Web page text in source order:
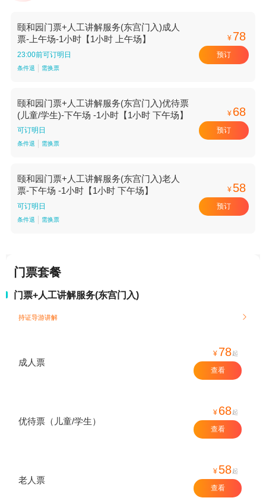
颐和园门票+人工讲解服务(东宫门入)成人
票-上午场-1小时【1小时 上午场】
23:00前可订明日
条件退 需换票
¥ 78
预订
颐和园门票+人工讲解服务(东宫门入)优待票
(儿童/学生)-下午场 -1小时【1小时 下午场】
可订明日
条件退 需换票
¥ 68
预订
颐和园门票+人工讲解服务(东宫门入)老人
票-下午场 -1小时【1小时 下午场】
可订明日
条件退 需换票
¥ 58
预订
门票套餐
门票+人工讲解服务(东宫门入)
持证导游讲解 
成人票
¥ 78起
查看
优待票（儿童/学生）
¥ 68起
查看
老人票
¥ 58起
查看